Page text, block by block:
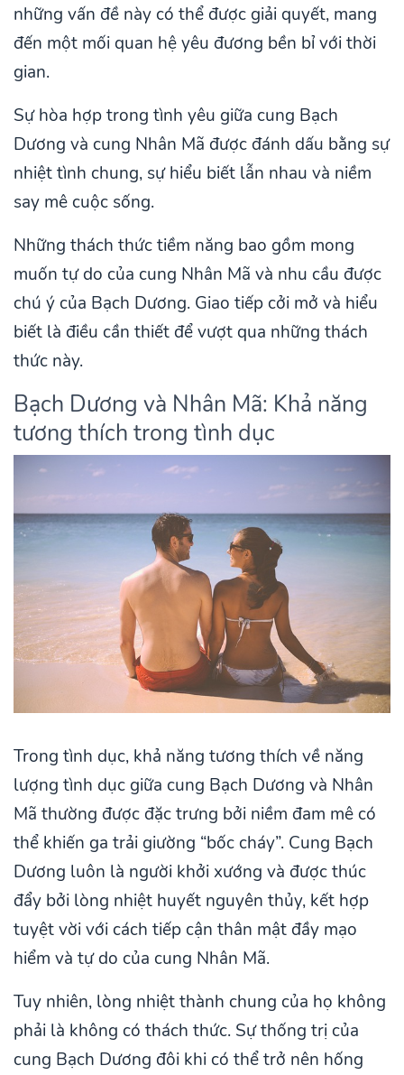
những vấn đề này có thể được giải quyết, mang
đến một mối quan hệ yêu đương bền bỉ với thời
gian.
Sự hòa hợp trong tình yêu giữa cung Bạch
Dương và cung Nhân Mã được đánh dấu bằng sự
nhiệt tình chung, sự hiểu biết lẫn nhau và niềm
say mê cuộc sống.
Những thách thức tiềm năng bao gồm mong
muốn tự do của cung Nhân Mã và nhu cầu được
chú ý của Bạch Dương. Giao tiếp cởi mở và hiểu
biết là điều cần thiết để vượt qua những thách
thức này.
Bạch Dương và Nhân Mã: Khả năng
tương thích trong tình dục
Trong tình dục, khả năng tương thích về năng
lượng tình dục giữa cung Bạch Dương và Nhân
Mã thường được đặc trưng bởi niềm đam mê có
thể khiến ga trải giường “bốc cháy”. Cung Bạch
Dương luôn là người khởi xướng và được thúc
đẩy bởi lòng nhiệt huyết nguyên thủy, kết hợp
tuyệt vời với cách tiếp cận thân mật đầy mạo
hiểm và tự do của cung Nhân Mã.
Tuy nhiên, lòng nhiệt thành chung của họ không
phải là không có thách thức. Sự thống trị của
cung Bạch Dương đôi khi có thể trở nên hống